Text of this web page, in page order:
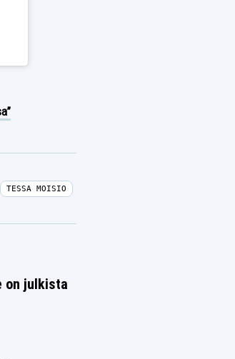
TESSA MOISIO
on julkista